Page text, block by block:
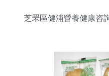
芝罘區健浦營養健康咨